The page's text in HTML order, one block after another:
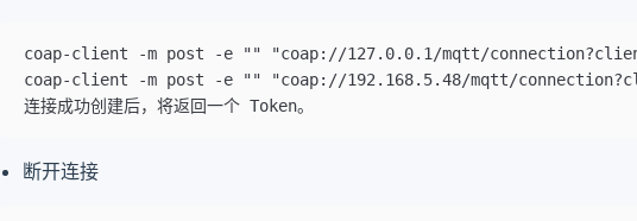
coap-client -m post -e "" "coap://127.0.0.1/mqtt/
coap-client -m post -e "" "coap://192.168.5.48/mqtt/
连接成功创建后，将返回一个 Token。
断开连接